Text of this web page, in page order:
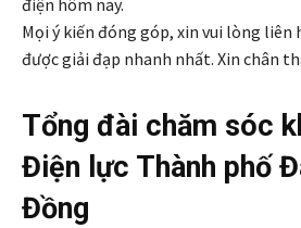
điện hôm nay.
Mọi ý kiến đóng góp, xin vui lòng liên
được giải đạp nhanh nhất. Xin chân
Tổng đài chăm sóc
Điện lực Thành phố
Đồng